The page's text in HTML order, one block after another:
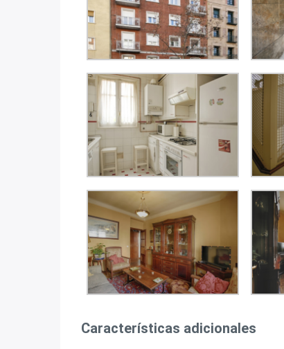
Características adicionales